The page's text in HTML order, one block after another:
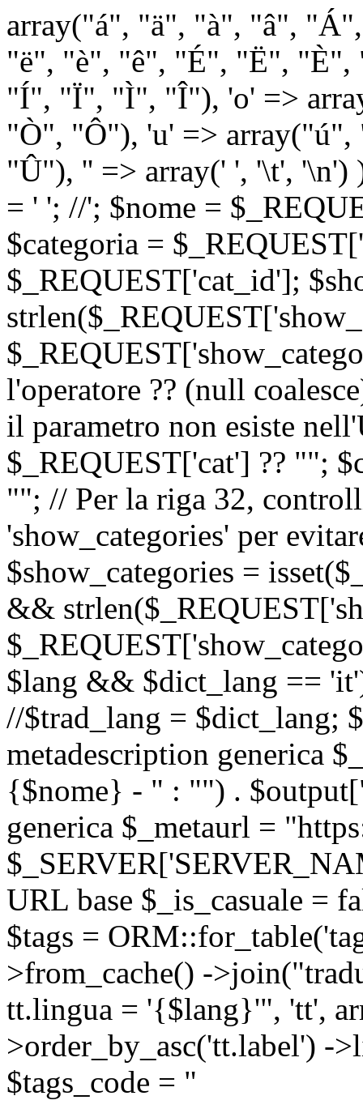
array("á", "ä", "à", "â",
"ë", "è", "ê", "É", "Ë",
"Í", "Ï", "Ì", "Î"), 'o' =>
"Ò", "Ô"), 'u' =>
"Û"), '' => array(' ', '\t',
= ' '; //'; $nome =
$categoria =
$_REQUEST['cat_id'];
l'operatore ?? (null
il parametro non esiste
$_REQUEST['cat'] ?? "";
""; // Per la riga 32,
'show_categories' per
$show_categories =
&&
$lang && $dict_lang ==
//$trad_lang = $dict_lang;
metadescription generica
{$nome} - " : "") .
generica $_metaurl =
URL base $_is_casuale =
$tags =
>from_cache() -
tt.lingua = '{$lang}'", 'tt',
>order_by_asc('tt.label') -
$tags_code = "